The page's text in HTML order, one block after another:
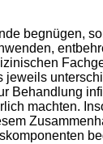
begnügen,
jeweils
Behandlung
machten.